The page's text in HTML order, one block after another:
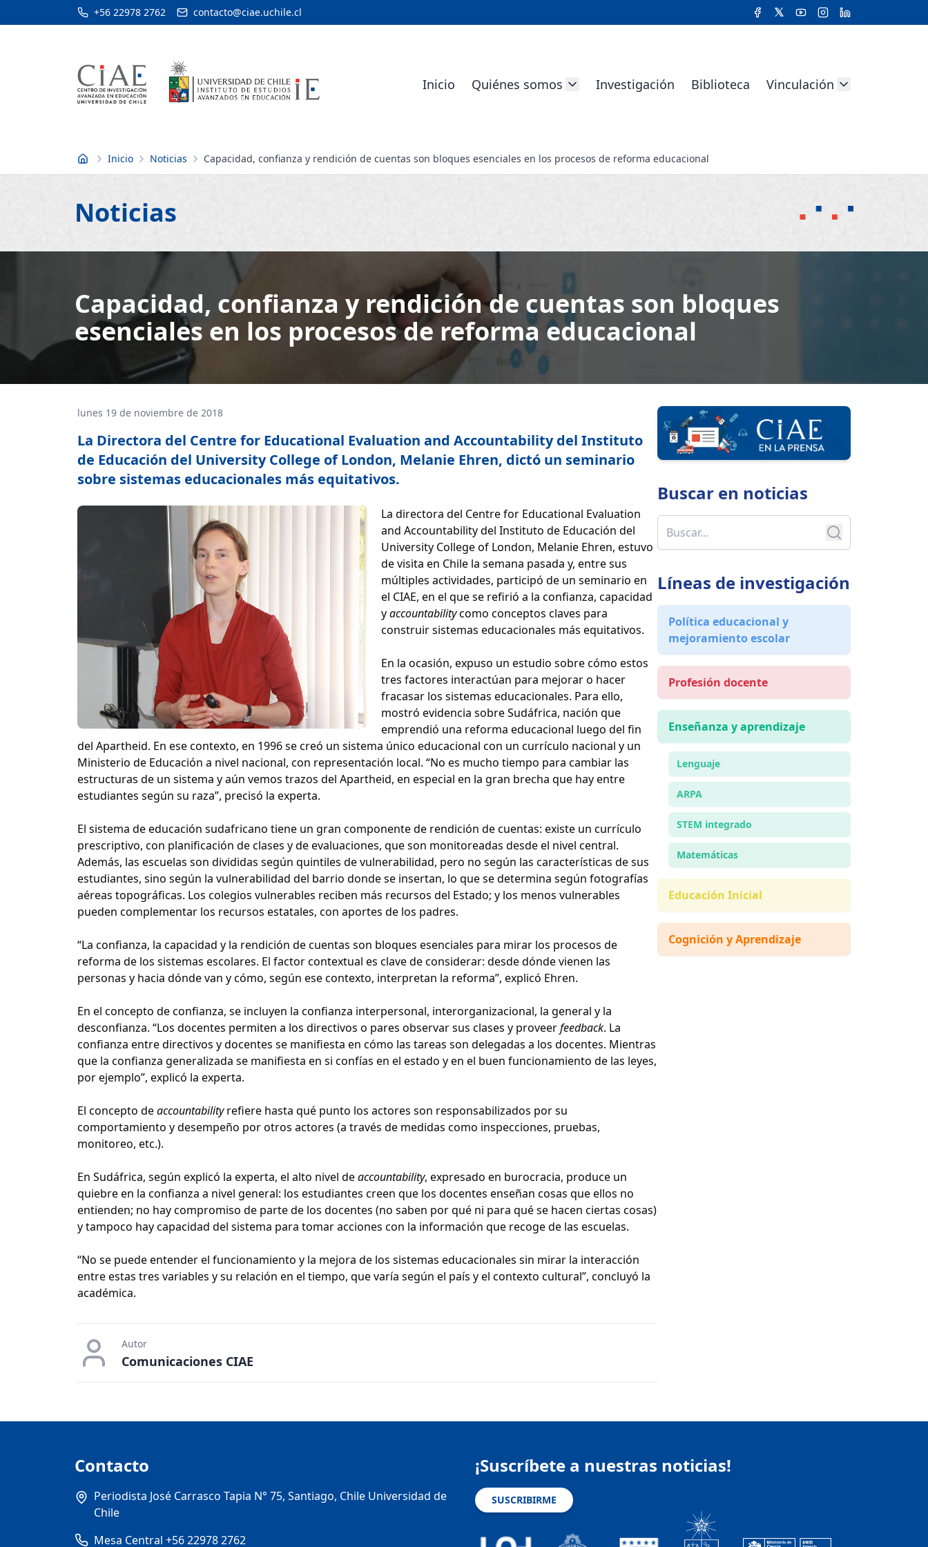
+56 22978 2762 contacto@ciae.uchile.cl
Inicio Quiénes somos Investigación Biblioteca Vinculación
Inicio Inicio Noticias Capacidad, confianza y rendición de cuentas son bloques esenciales en los procesos de reforma educacional
Noticias
Capacidad, confianza y rendición de cuentas son bloques
esenciales en los procesos de reforma educacional
lunes 19 de noviembre de 2018
La Directora del Centre for Educational Evaluation and Accountability del Instituto
de Educación del University College of London, Melanie Ehren, dictó un seminario
sobre sistemas educacionales más equitativos.
La directora del Centre for Educational Evaluation
and Accountability del Instituto de Educación del
University College of London, Melanie Ehren, estuvo
de visita en Chile la semana pasada y, entre sus
múltiples actividades, participó de un seminario en
el CIAE, en el que se refirió a la confianza, capacidad
yaccountabilitycomo conceptos claves para
construir sistemas educacionales más equitativos.
En la ocasión, expuso un estudio sobre cómo estos
tres factores interactúan para mejorar o hacer
fracasar los sistemas educacionales. Para ello,
mostró evidencia sobre Sudáfrica, nación que
emprendió una reforma educacional luego del fin
del Apartheid. En ese contexto, en 1996 se creó un sistema único educacional con un currículo nacional y un
Ministerio de Educación a nivel nacional, con representación local. “No es mucho tiempo para cambiar las
estructuras de un sistema y aún vemos trazos del Apartheid, en especial en la gran brecha que hay entre
estudiantes según su raza”, precisó la experta.
El sistema de educación sudafricano tiene un gran componente de rendición de cuentas: existe un currículo
prescriptivo, con planificación de clases y de evaluaciones, que son monitoreadas desde el nivel central.
Además, las escuelas son divididas según quintiles de vulnerabilidad, pero no según las características de sus
estudiantes, sino según la vulnerabilidad del barrio donde se insertan, lo que se determina según fotografías
aéreas topográficas. Los colegios vulnerables reciben más recursos del Estado; y los menos vulnerables
pueden complementar los recursos estatales, con aportes de los padres.
“La confianza, la capacidad y la rendición de cuentas son bloques esenciales para mirar los procesos de
reforma de los sistemas escolares. El factor contextual es clave de considerar: desde dónde vienen las
personas y hacia dónde van y cómo, según ese contexto, interpretan la reforma”, explicó Ehren.
En el concepto de confianza, se incluyen la confianza interpersonal, interorganizacional, la general y la
desconfianza. “Los docentes permiten a los directivos o pares observar sus clases y proveerfeedback. La
confianza entre directivos y docentes se manifiesta en cómo las tareas son delegadas a los docentes. Mientras
que la confianza generalizada se manifiesta en si confías en el estado y en el buen funcionamiento de las leyes,
por ejemplo”, explicó la experta.
El concepto deaccountabilityrefiere hasta qué punto los actores son responsabilizados por su
comportamiento y desempeño por otros actores (a través de medidas como inspecciones, pruebas,
monitoreo, etc.).
En Sudáfrica, según explicó la experta, el alto nivel deaccountability, expresado en burocracia, produce un
quiebre en la confianza a nivel general: los estudiantes creen que los docentes enseñan cosas que ellos no
entienden; no hay compromiso de parte de los docentes (no saben por qué ni para qué se hacen ciertas cosas)
y tampoco hay capacidad del sistema para tomar acciones con la información que recoge de las escuelas.
“No se puede entender el funcionamiento y la mejora de los sistemas educacionales sin mirar la interacción
entre estas tres variables y su relación en el tiempo, que varía según el país y el contexto cultural”, concluyó la
académica.
Autor
Comunicaciones CIAE
Buscar en noticias
Líneas de investigación
Política educacional y
mejoramiento escolar
Profesión docente
Enseñanza y aprendizaje
Lenguaje
ARPA
STEM integrado
Matemáticas
Educación Inicial
Cognición y Aprendizaje
Contacto
Periodista José Carrasco Tapia N° 75, Santiago, Chile Universidad de
Chile
Mesa Central +56 22978 2762
¡Suscríbete a nuestras noticias!
SUSCRIBIRME